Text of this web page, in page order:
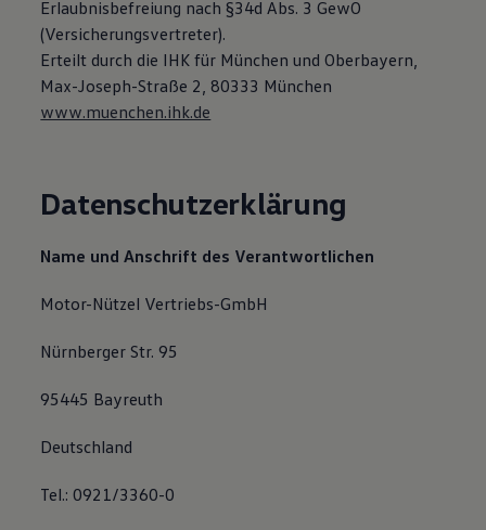
Volkswagen Apps, Login und Shop
Handy und Fahrzeug verbinden
Updates für Software, Karten und Radio
Über Ihr Auto
Vorgängermodelle
Kundeninformationen
Digitale Betriebsanleitung
Live Beratung
Lifestyle
Elektromobilität
Pannen- und Unfallhilfe
Erlaubnisbefreiung nach §34d Abs. 3 GewO
(Versicherungsvertreter).
Erteilt durch die IHK für München und Oberbayern,
Max-Joseph-Straße 2, 80333 München
www.muenchen.ihk.de
Datenschutzerklärung
Name und Anschrift des Verantwortlichen
Motor-Nützel Vertriebs-GmbH
Nürnberger Str. 95
95445 Bayreuth
Deutschland
Tel.: 0921/3360-0